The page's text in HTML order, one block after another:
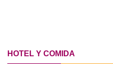
HOTEL Y COMIDA